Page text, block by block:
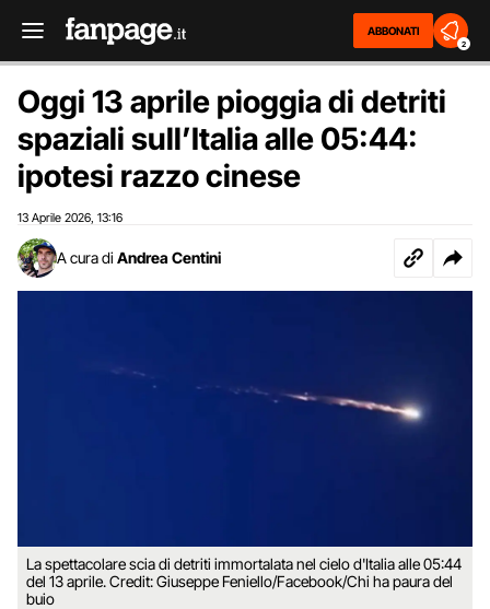
ABBONATI
2
Oggi 13 aprile pioggia di detriti
spaziali sull’Italia alle 05:44:
ipotesi razzo cinese
13 Aprile 2026 13:16
A cura di Andrea Centini
La spettacolare scia di detriti immortalata nel cielo d'Italia alle 05:44
del 13 aprile. Credit: Giuseppe Feniello/Facebook/Chi ha paura del
buio